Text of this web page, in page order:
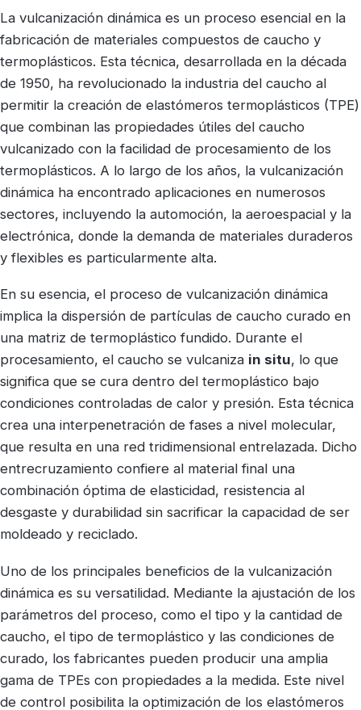
La vulcanización dinámica es un proceso esencial en la
fabricación de materiales compuestos de caucho y
termoplásticos. Esta técnica, desarrollada en la década
de 1950, ha revolucionado la industria del caucho al
permitir la creación de elastómeros termoplásticos (TPE)
que combinan las propiedades útiles del caucho
vulcanizado con la facilidad de procesamiento de los
termoplásticos. A lo largo de los años, la vulcanización
dinámica ha encontrado aplicaciones en numerosos
sectores, incluyendo la automoción, la aeroespacial y la
electrónica, donde la demanda de materiales duraderos
y flexibles es particularmente alta.
En su esencia, el proceso de vulcanización dinámica
implica la dispersión de partículas de caucho curado en
una matriz de termoplástico fundido. Durante el
procesamiento, el caucho se vulcaniza in situ, lo que
significa que se cura dentro del termoplástico bajo
condiciones controladas de calor y presión. Esta técnica
crea una interpenetración de fases a nivel molecular,
que resulta en una red tridimensional entrelazada. Dicho
entrecruzamiento confiere al material final una
combinación óptima de elasticidad, resistencia al
desgaste y durabilidad sin sacrificar la capacidad de ser
moldeado y reciclado.
Uno de los principales beneficios de la vulcanización
dinámica es su versatilidad. Mediante la ajustación de los
parámetros del proceso, como el tipo y la cantidad de
caucho, el tipo de termoplástico y las condiciones de
curado, los fabricantes pueden producir una amplia
gama de TPEs con propiedades a la medida. Este nivel
de control posibilita la optimización de los elastómeros